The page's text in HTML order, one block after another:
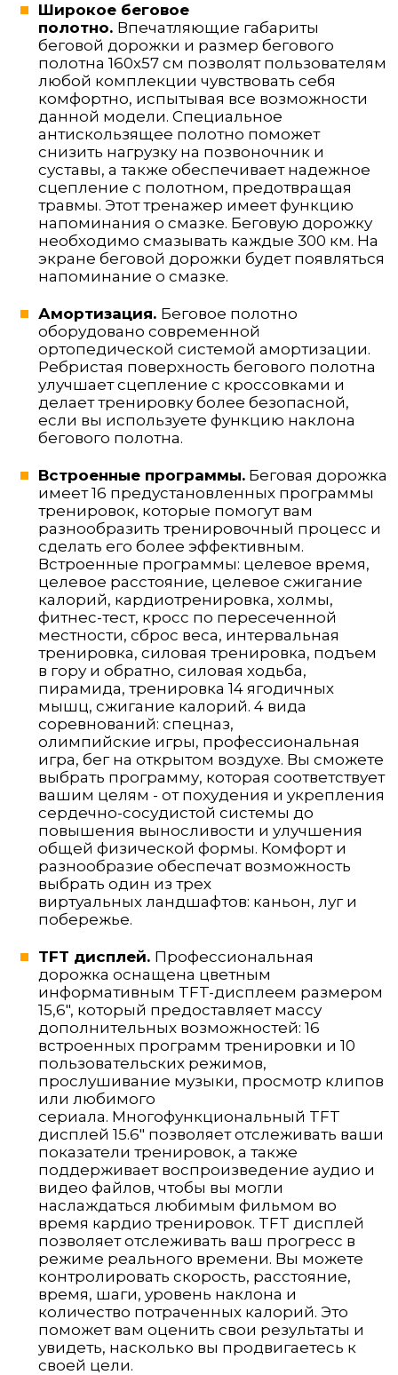
Широкое беговое
полотно. Впечатляющие габариты
беговой дорожки и размер бегового
полотна 160х57 см позволят пользователям
любой комплекции чувствовать себя
комфортно, испытывая все возможности
данной модели. Специальное
антискользящее полотно поможет
снизить нагрузку на позвоночник и
суставы, а также обеспечивает надежное
сцепление с полотном, предотвращая
травмы. Этот тренажер имеет функцию
напоминания о смазке. Беговую дорожку
необходимо смазывать каждые 300 км. На
экране беговой дорожки будет появляться
напоминание о смазке.
Амортизация. Беговое полотно
оборудовано современной
ортопедической системой амортизации.
Ребристая поверхность бегового полотна
улучшает сцепление с кроссовками и
делает тренировку более безопасной,
если вы используете функцию наклона
бегового полотна.
Встроенные программы. Беговая дорожка
имеет 16 предустановленных программы
тренировок, которые помогут вам
разнообразить тренировочный процесс и
сделать его более эффективным.
Встроенные программы: целевое время,
целевое расстояние, целевое сжигание
калорий, кардиотренировка, холмы,
фитнес-тест, кросс по пересеченной
местности, сброс веса, интервальная
тренировка, силовая тренировка, подъем
в гору и обратно, силовая ходьба,
пирамида, тренировка 14 ягодичных
мышц, сжигание калорий. 4 вида
соревнований: спецназ,
олимпийские игры, профессиональная
игра, бег на открытом воздухе. Вы сможете
выбрать программу, которая соответствует
вашим целям - от похудения и укрепления
сердечно-сосудистой системы до
повышения выносливости и улучшения
общей физической формы. Комфорт и
разнообразие обеспечат возможность
выбрать один из трех
виртуальных ландшафтов: каньон, луг и
побережье.
TFT дисплей. Профессиональная
дорожка оснащена цветным
информативным TFT-дисплеем размером
15,6", который предоставляет массу
дополнительных возможностей: 16
встроенных программ тренировки и 10
пользовательских режимов,
прослушивание музыки, просмотр клипов
или любимого
сериала. Многофункциональный TFT
дисплей 15.6" позволяет отслеживать ваши
показатели тренировок, а также
поддерживает воспроизведение аудио и
видео файлов, чтобы вы могли
наслаждаться любимым фильмом во
время кардио тренировок. TFT дисплей
позволяет отслеживать ваш прогресс в
режиме реального времени. Вы можете
контролировать скорость, расстояние,
время, шаги, уровень наклона и
количество потраченных калорий. Это
поможет вам оценить свои результаты и
увидеть, насколько вы продвигаетесь к
своей цели.